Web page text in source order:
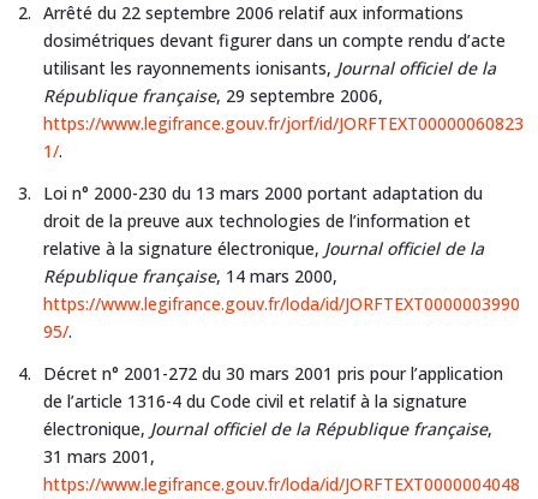
Arrêté du 22 septembre 2006 relatif aux informations
dosimétriques devant figurer dans un compte rendu d’acte
utilisant les rayonnements ionisants, Journal officiel de la
République française, 29 septembre 2006,
https://www.legifrance.gouv.fr/jorf/id/JORFTEXT00000060823
1/.
Loi n° 2000-230 du 13 mars 2000 portant adaptation du
droit de la preuve aux technologies de l’information et
relative à la signature électronique, Journal officiel de la
République française, 14 mars 2000,
https://www.legifrance.gouv.fr/loda/id/JORFTEXT0000003990
95/.
Décret n° 2001-272 du 30 mars 2001 pris pour l’application
de l’article 1316-4 du Code civil et relatif à la signature
électronique, Journal officiel de la République française,
31 mars 2001,
https://www.legifrance.gouv.fr/loda/id/JORFTEXT0000004048